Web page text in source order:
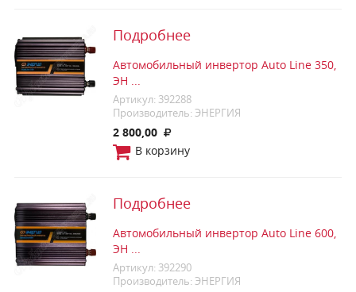
Подробнее
Автомобильный инвертор Auto Line 350,
ЭН ...
Артикул: 392288
Производитель: ЭНЕРГИЯ
2 800,00
В корзину
Подробнее
Автомобильный инвертор Auto Line 600,
ЭН ...
Артикул: 392290
Производитель: ЭНЕРГИЯ